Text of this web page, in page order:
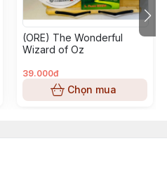
(ORE) The Wonderful
Wizard of Oz
39.000đ
Chọn mua